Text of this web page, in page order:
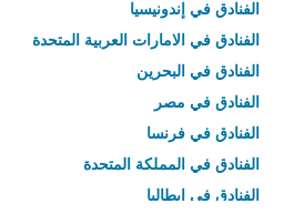
الفنادق في إندونيسيا
الفنادق في الامارات العربية المتحدة
الفنادق في البحرين
الفنادق في مصر
الفنادق في فرنسا
الفنادق في المملكة المتحدة
الفنادق في إيطاليا